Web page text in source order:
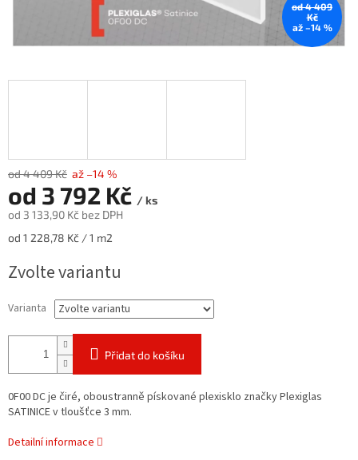
od 4 409
Kč
až –14 %
od 4 409 Kč až –14 %
od 3 792 Kč / ks
od 3 133,90 Kč bez DPH
Měrná
od 1 228,78 Kč / 1 m2
Zvolte variantu
Varianta
Přidat do košíku
0F00 DC je čiré, oboustranně pískované plexisklo značky Plexiglas
SATINICE v tloušťce 3 mm.
Detailní informace